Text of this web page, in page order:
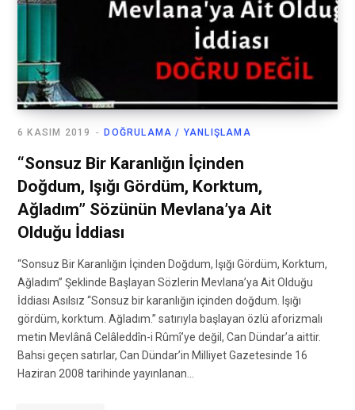
DOĞRULAMA / YANLIŞLAMA
6 KASIM 2019
“Sonsuz Bir Karanlığın İçinden
Doğdum, Işığı Gördüm, Korktum,
Ağladım” Sözünün Mevlana’ya Ait
Olduğu İddiası
“Sonsuz Bir Karanlığın İçinden Doğdum, Işığı Gördüm, Korktum,
Ağladım” Şeklinde Başlayan Sözlerin Mevlana’ya Ait Olduğu
İddiası Asılsız “Sonsuz bir karanlığın içinden doğdum. Işığı
gördüm, korktum. Ağladım.” satırıyla başlayan özlü aforizmalı
metin Mevlânâ Celâleddîn-i Rûmî’ye değil, Can Dündar’a aittir.
Bahsi geçen satırlar, Can Dündar’in Milliyet Gazetesinde 16
Haziran 2008 tarihinde yayınlanan…